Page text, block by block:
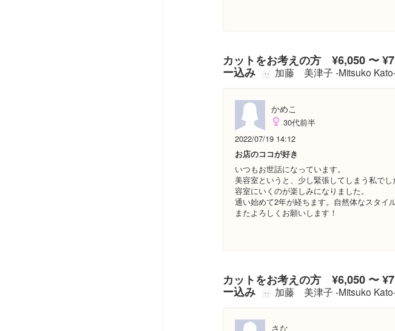
カットをお考えの方 ¥6,050 〜
ー込み 加藤 美津子 -Mitsuko
かめこ
30代前半
2022/07/19 14:12
お店のココが好き
いつもお世話になっています。
美容室というと、少し緊張してしまう私で
容室にいくのが楽しみになりました。
通い始めて2年が経ちます。自然体なスタイ
またよろしくお願いします！
カットをお考えの方 ¥6,050 〜
ー込み 加藤 美津子 -Mitsuko
さな